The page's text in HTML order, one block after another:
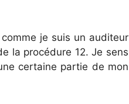
je suis un auditeur
la procédure 12. Je sens
certaine partie de mon